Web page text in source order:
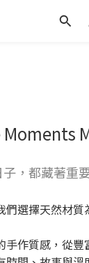
，都藏著重
們選擇天然材質
手作質感，從豐